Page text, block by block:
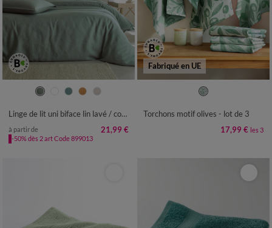
Linge de lit uni biface lin lavé / coton lavé
à partir de 21,99 €
-50% dès 2 art Code 899013
Fabriqué en UE
Torchons motif olives - lot de 3
17,99 € les 3